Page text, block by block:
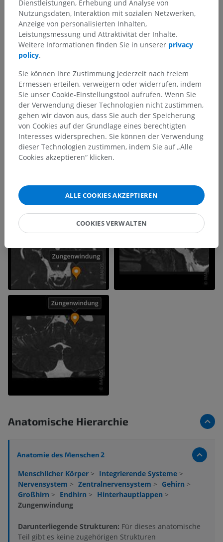
Anatomische Hierarchie
Anatomie des Menschen 2
Menschlicher Körper > Integrierende Systeme >
Nervensystem > Zentralnervensystem > Gehirn >
Großhirn > Endhirn > Hinterhauptlappen >
Zungenwindung
Darunterliegende Strukturen: Für dieses anatomische
Teil gibt es keine zugehörigen Strukturen
Dienstleistungen, Erhebung und Analyse von
Nutzungsdaten, Interaktion mit sozialen Netzwerken,
Anzeige von personalisierten Inhalten,
Leistungsmessung und Attraktivität der Inhalte.
Weitere Informationen finden Sie in unserer privacy
policy.
Sie können Ihre Zustimmung jederzeit nach freiem
Ermessen erteilen, verweigern oder widerrufen, indem
Sie unser Cookie-Einstellungstool aufrufen. Wenn Sie
der Verwendung dieser Technologien nicht zustimmen,
gehen wir davon aus, dass Sie auch der Speicherung
von Cookies auf der Grundlage eines berechtigten
Interesses widersprechen. Sie können der Verwendung
dieser Technologien zustimmen, indem Sie auf „Alle
Cookies akzeptieren“ klicken.
ALLE COOKIES AKZEPTIEREN
COOKIES VERWALTEN